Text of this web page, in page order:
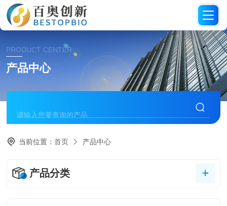
PRODUCT CENTER
产品中心
当前位置：首页 产品中心
产品分类